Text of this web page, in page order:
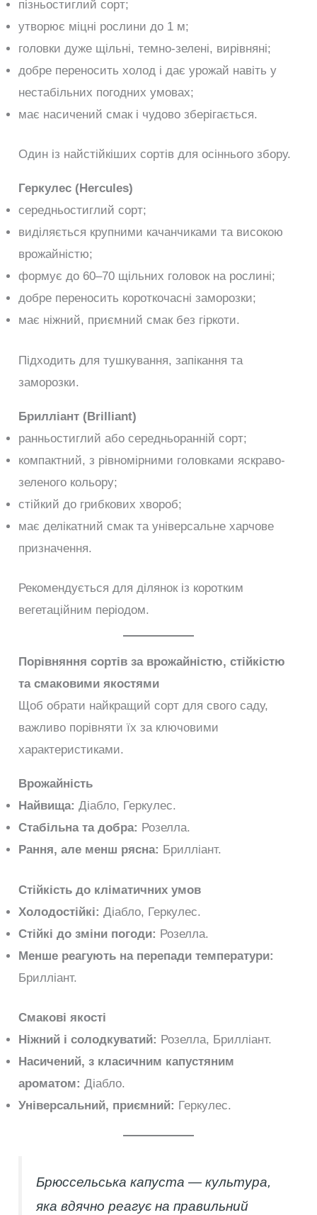
пізньостиглий сорт;
утворює міцні рослини до 1 м;
головки дуже щільні, темно-зелені, вирівняні;
добре переносить холод і дає урожай навіть у
нестабільних погодних умовах;
має насичений смак і чудово зберігається.
Один із найстійкіших сортів для осіннього збору.
Геркулес (Hercules)
середньостиглий сорт;
виділяється крупними качанчиками та високою
врожайністю;
формує до 60–70 щільних головок на рослині;
добре переносить короткочасні заморозки;
має ніжний, приємний смак без гіркоти.
Підходить для тушкування, запікання та
заморозки.
Брилліант (Brilliant)
ранньостиглий або середньоранній сорт;
компактний, з рівномірними головками яскраво-
зеленого кольору;
стійкий до грибкових хвороб;
має делікатний смак та універсальне харчове
призначення.
Рекомендується для ділянок із коротким
вегетаційним періодом.
Порівняння сортів за врожайністю, стійкістю
та смаковими якостями
Щоб обрати найкращий сорт для свого саду,
важливо порівняти їх за ключовими
характеристиками.
Врожайність
Найвища: Діабло, Геркулес.
Стабільна та добра: Розелла.
Рання, але менш рясна: Брилліант.
Стійкість до кліматичних умов
Холодостійкі: Діабло, Геркулес.
Стійкі до зміни погоди: Розелла.
Менше реагують на перепади температури:
Брилліант.
Смакові якості
Ніжний і солодкуватий: Розелла, Брилліант.
Насичений, з класичним капустяним
ароматом: Діабло.
Універсальний, приємний: Геркулес.
Брюссельська капуста — культура,
яка вдячно реагує на правильний